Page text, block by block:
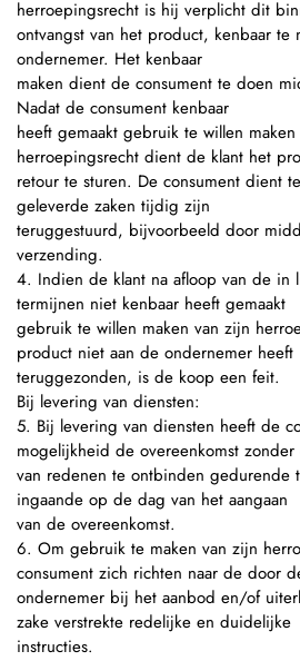
herroepingsrecht is hij verplicht dit
ontvangst van het product, kenbaar te
ondernemer. Het kenbaar
maken dient de consument te doen
Nadat de consument kenbaar
heeft gemaakt gebruik te willen
herroepingsrecht dient de klant het
retour te sturen. De consument dient
geleverde zaken tijdig zijn
teruggestuurd, bijvoorbeeld door
verzending.
4. Indien de klant na afloop van de
termijnen niet kenbaar heeft gemaakt
gebruik te willen maken van zijn
product niet aan de ondernemer heeft
teruggezonden, is de koop een feit.
Bij levering van diensten:
5. Bij levering van diensten heeft de
mogelijkheid de overeenkomst
van redenen te ontbinden gedurende
ingaande op de dag van het aangaan
van de overeenkomst.
6. Om gebruik te maken van zijn
consument zich richten naar de door
ondernemer bij het aanbod en/of
zake verstrekte redelijke en duidelijke
instructies.